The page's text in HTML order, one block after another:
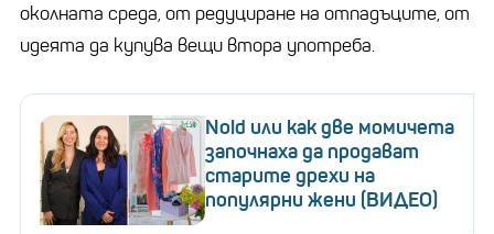
околната среда, от редуциране на отпадъците, от
идеята да купува вещи втора употреба.
Nold или как две момичета
започнаха да продават
старите дрехи на
популярни жени (ВИДЕО)